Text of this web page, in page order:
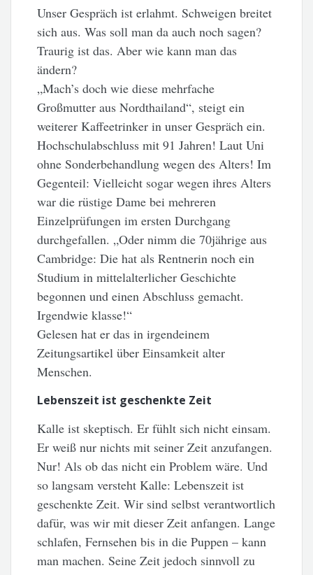
Unser Gespräch ist erlahmt. Schweigen breitet
sich aus. Was soll man da auch noch sagen?
Traurig ist das. Aber wie kann man das
ändern?
„Mach’s doch wie diese mehrfache
Großmutter aus Nordthailand“, steigt ein
weiterer Kaffeetrinker in unser Gespräch ein.
Hochschulabschluss mit 91 Jahren! Laut Uni
ohne Sonderbehandlung wegen des Alters! Im
Gegenteil: Vielleicht sogar wegen ihres Alters
war die rüstige Dame bei mehreren
Einzelprüfungen im ersten Durchgang
durchgefallen. „Oder nimm die 70jährige aus
Cambridge: Die hat als Rentnerin noch ein
Studium in mittelalterlicher Geschichte
begonnen und einen Abschluss gemacht.
Irgendwie klasse!“
Gelesen hat er das in irgendeinem
Zeitungsartikel über Einsamkeit alter
Menschen.
Lebenszeit ist geschenkte Zeit
Kalle ist skeptisch. Er fühlt sich nicht einsam.
Er weiß nur nichts mit seiner Zeit anzufangen.
Nur! Als ob das nicht ein Problem wäre. Und
so langsam versteht Kalle: Lebenszeit ist
geschenkte Zeit. Wir sind selbst verantwortlich
dafür, was wir mit dieser Zeit anfangen. Lange
schlafen, Fernsehen bis in die Puppen – kann
man machen. Seine Zeit jedoch sinnvoll zu